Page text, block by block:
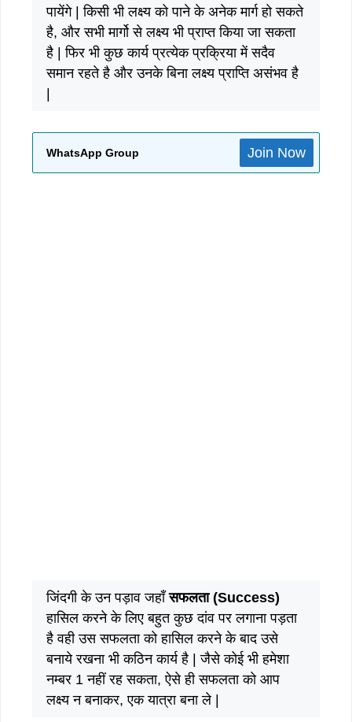
पायेंगे | किसी भी लक्ष्य को पाने के अनेक मार्ग हो सकते
है, और सभी मार्गो से लक्ष्य भी प्राप्त किया जा सकता
है | फिर भी कुछ कार्य प्रत्येक प्रक्रिया में सदैव
समान रहते है और उनके बिना लक्ष्य प्राप्ति असंभव है
|
WhatsApp Group Join Now
जिंदगी के उन पड़ाव जहाँसफलता (Success)
हासिल करने के लिए बहुत कुछ दांव पर लगाना पड़ता
है वही उस सफलता को हासिल करने के बाद उसे
बनाये रखना भी कठिन कार्य है | जैसे कोई भी हमेशा
नम्बर 1 नहीं रह सकता, ऐसे ही सफलता को आप
लक्ष्य न बनाकर, एक यात्रा बना ले |